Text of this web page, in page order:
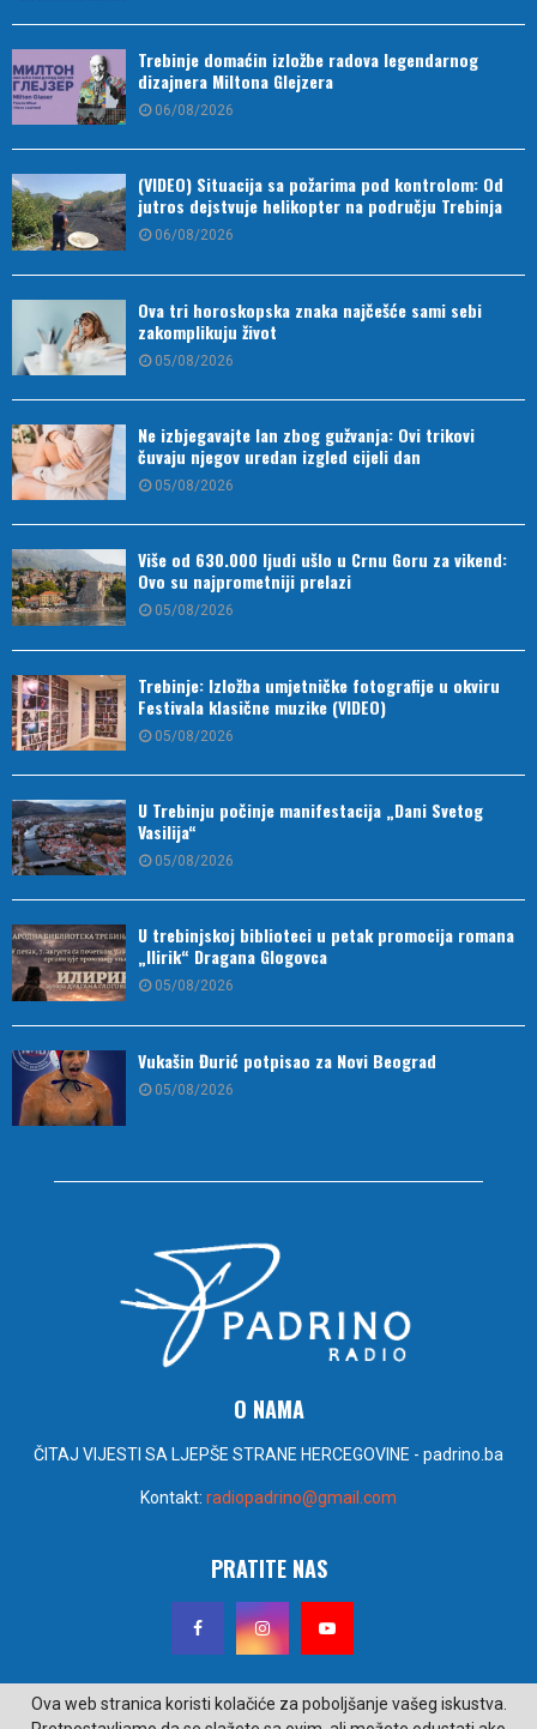
Trebinje domaćin izložbe radova legendarnog
dizajnera Miltona Glejzera
06/08/2026
(VIDEO) Situacija sa požarima pod kontrolom: Od
jutros dejstvuje helikopter na području Trebinja
06/08/2026
Ova tri horoskopska znaka najčešće sami sebi
zakomplikuju život
05/08/2026
Ne izbjegavajte lan zbog gužvanja: Ovi trikovi
čuvaju njegov uredan izgled cijeli dan
05/08/2026
Više od 630.000 ljudi ušlo u Crnu Goru za vikend:
Ovo su najprometniji prelazi
05/08/2026
Trebinje: Izložba umjetničke fotografije u okviru
Festivala klasične muzike (VIDEO)
05/08/2026
U Trebinju počinje manifestacija „Dani Svetog
Vasilija“
05/08/2026
U trebinjskoj biblioteci u petak promocija romana
„Ilirik“ Dragana Glogovca
05/08/2026
Vukašin Đurić potpisao za Novi Beograd
05/08/2026
O NAMA
ČITAJ VIJESTI SA LJEPŠE STRANE HERCEGOVINE - padrino.ba
Kontakt: radiopadrino@gmail.com
PRATITE NAS
Ova web stranica koristi kolačiće za poboljšanje vašeg iskustva.